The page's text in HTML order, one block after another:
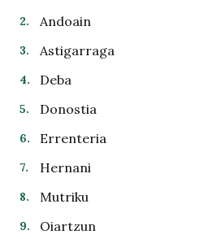
Andoain
Astigarraga
Deba
Donostia
Errenteria
Hernani
Mutriku
Oiartzun